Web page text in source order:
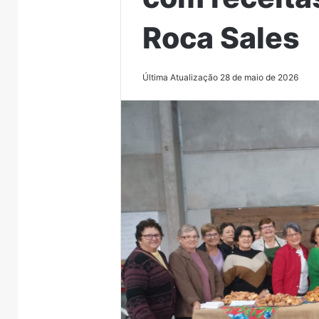
Roca Sales
Última Atualização 28 de maio de 2026